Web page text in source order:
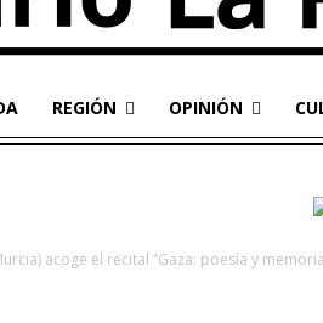
REGIÓN OPINIÓN
acoge el recital “Gaza: poesía y